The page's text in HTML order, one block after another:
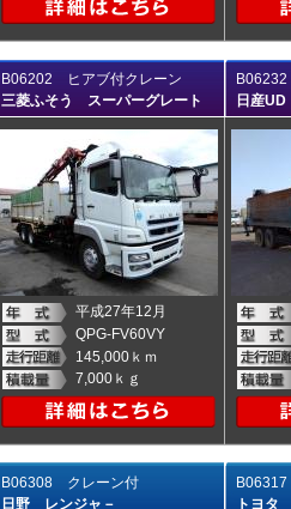
B06202 ヒアブ付クレーン
三菱ふそう スーパーグレート
平成27年12月
QPG-FV60VY
145,000ｋｍ
7,000ｋｇ
日産
B06308 クレーン付
日野 レンジャ－
トヨタ